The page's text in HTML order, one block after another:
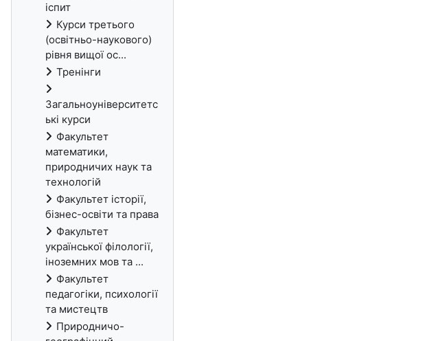
іспит
Курси третього
(освітньо-наукового)
рівня вищої ос...
Тренінги
Загальноуніверситетс
ькі курси
Факультет
математики,
природничих наук та
технологій
Факультет історії,
бізнес-освіти та права
Факультет
української філології,
іноземних мов та ...
Факультет
педагогіки, психології
та мистецтв
Природничо-